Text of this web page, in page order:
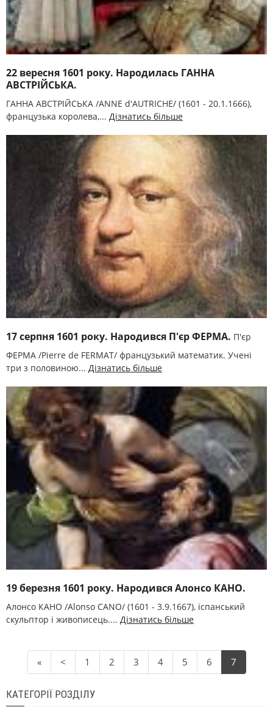
22 вересня 1601 року. Народилась ГАННА
АВСТРІЙСЬКА.
ГАННА АВСТРІЙСЬКА /ANNE d'AUTRICHE/ (1601 - 20.1.1666),
французька королева,... Дізнатись більше
17 серпня 1601 року. Народився П'єр ФЕРМА. П'єр
ФЕРМА /Pierre de FERMAT/ французький математик. Учені
три з половиною... Дізнатись більше
19 березня 1601 року. Народився Алонсо КАНО.
Алонсо КАНО /Alonso CANO/ (1601 - 3.9.1667), іспанський
скульптор і живописець.... Дізнатись більше
« < 1 2 3 4 5 6 7
КАТЕГОРІЇ РОЗДІЛУ